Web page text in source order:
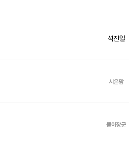
석진일
시은맘
똘이장군